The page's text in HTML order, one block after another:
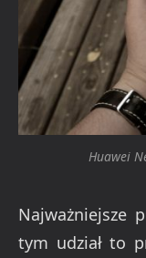
Huawei
Najważniejsze
tym udział to